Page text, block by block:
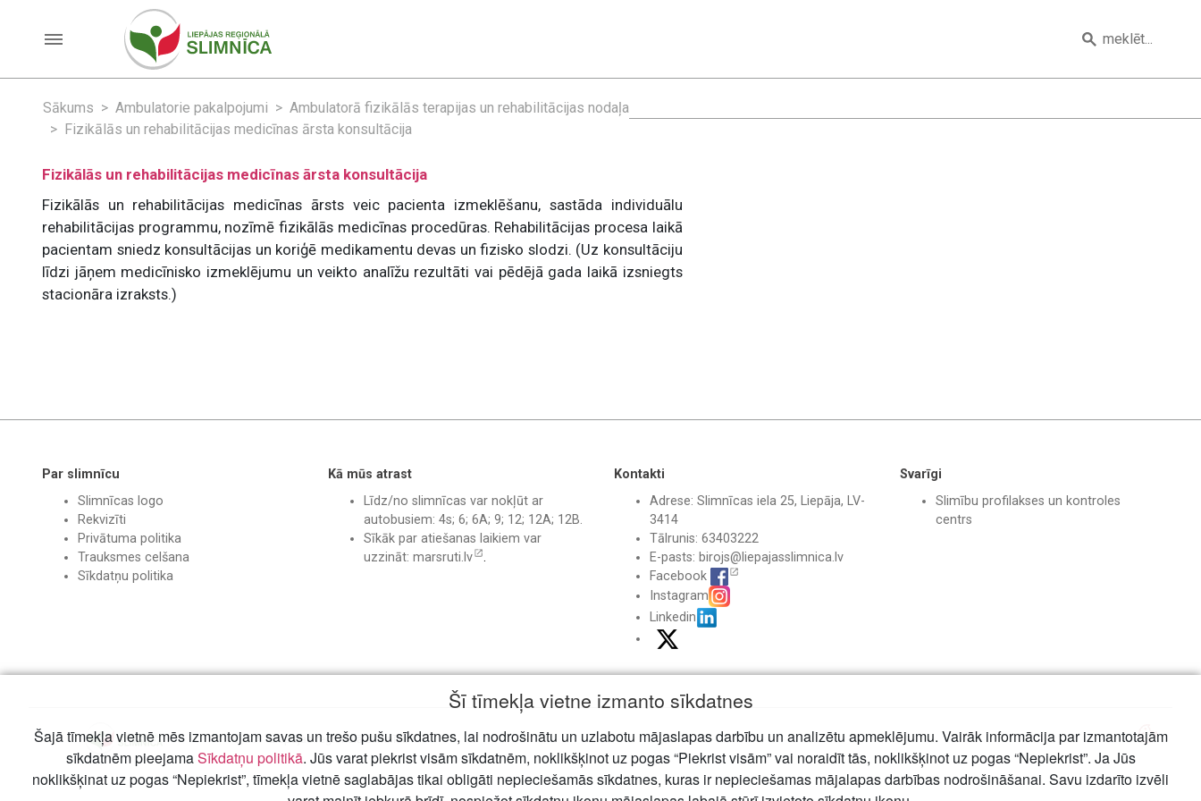
Sākums Ambulatorie pakalpojumi
Ambulatorā fizikālās terapijas un rehabilitācijas nodaļa
Fizikālās un rehabilitācijas medicīnas ārsta konsultācija
Fizikālās un rehabilitācijas medicīnas ārsta konsultācija
Fizikālās un rehabilitācijas medicīnas ārsts veic pacienta izmeklēšanu, sastāda individuālu
rehabilitācijas programmu, nozīmē fizikālās medicīnas procedūras. Rehabilitācijas procesa laikā
pacientam sniedz konsultācijas un koriģē medikamentu devas un fizisko slodzi. (Uz konsultāciju
līdzi jāņem medicīnisko izmeklējumu un veikto analīžu rezultāti vai pēdējā gada laikā izsniegts
stacionāra izraksts.)
Par slimnīcu
Slimnīcas logo
Rekvizīti
Privātuma politika
Trauksmes celšana
Sīkdatņu politika
Kā mūs atrast
Līdz/no slimnīcas var nokļūt ar
autobusiem: 4s; 6; 6A; 9; 12; 12A; 12B.
Sīkāk par atiešanas laikiem var
uzzināt: marsruti.lv .
Kontakti
Adrese: Slimnīcas iela 25, Liepāja, LV-
3414
Tālrunis: 63403222
E-pasts: birojs@liepajasslimnica.lv
Facebook
Instagram
Linkedin
Svarīgi
Slimību profilakses un kontroles
centrs
© SIA "Liepājas reģionālā slimnīca"
Šī tīmekļa vietne izmanto sīkdatnes
Šajā tīmekļa vietnē mēs izmantojam savas un trešo pušu sīkdatnes, lai nodrošinātu un uzlabotu mājaslapas darbību un analizētu apmeklējumu. Vairāk informācija par izmantotajām
sīkdatnēm pieejamaSīkdatņu politikā. Jūs varat piekrist visām sīkdatnēm, noklikšķinot uz pogas “Piekrist visām” vai noraidīt tās, noklikšķinot uz pogas “Nepiekrist”. Ja Jūs
noklikšķinat uz pogas “Nepiekrist”, tīmekļa vietnē saglabājas tikai obligāti nepieciešamās sīkdatnes, kuras ir nepieciešamas mājalapas darbības nodrošināšanai. Savu izdarīto izvēli